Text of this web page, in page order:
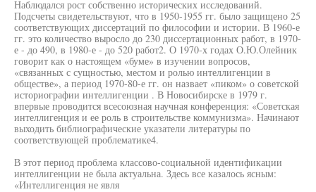
Наблюдался рост собственно исторических исследований.
Подсчеты свидетельствуют, что в 1950-1955 гг. было защищено 25
соответствующих диссертаций по философии и истории. В 1960-е
гг. это количество выросло до 230 диссертационных работ, в 1970-
е - до 490, в 1980-е - до 520 работ2. О 1970-х годах О.Ю.Олейник
говорит как о настоящем «буме» в изучении вопросов,
«связанных с сущностью, местом и ролью интеллигенции в
обществе», а период 1970-80-е гг. он назвает «пиком» о советской
историографии интеллигенции . В Новосибирске в 1979 г.
впервые проводится всесоюзная научная конференция: «Советская
интеллигенция и ее роль в строительстве коммунизма». Начинают
выходить библиографические указатели литературы по
соответствующей проблематике4.
В этот период проблема классово-социальной идентификации
интеллигенции не была актуальна. Здесь все казалось ясным:
«Интеллигенция не явля